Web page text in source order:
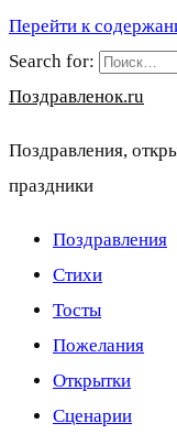
Перейти к
Search for:
Поздравленок.ru
Поздравления,
праздники
Поздравления
Стихи
Тосты
Пожелания
Открытки
Сценарии